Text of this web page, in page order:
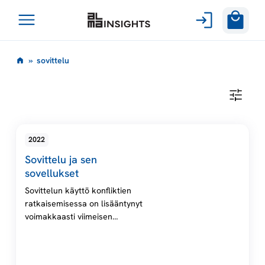
sisältöön
Avaa
s » sovittelu
L
2022
Sovittelu ja sen
sovellukset
Sovittelun käyttö konfliktien
ratkaisemisessa on lisääntynyt
voimakkaasti viimeisen